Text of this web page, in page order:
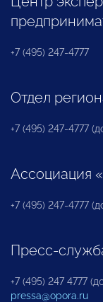
+7 (495) 247-4777
Отдел
+7 (495) 247-4777
Ассоциация
+7 (495) 247-4777
Пресс-
+7 (495) 247 4777
pressa@opora.ru